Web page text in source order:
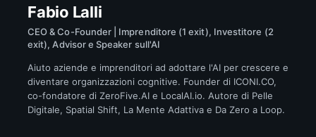
Fabio Lalli
CEO & Co-Founder | Imprenditore (1 exit), Investitore (2
exit), Advisor e Speaker sull'AI
Aiuto aziende e imprenditori ad adottare l'AI per crescere e
diventare organizzazioni cognitive. Founder di ICONI.CO,
co-fondatore di ZeroFive.AI e LocalAI.io. Autore di Pelle
Digitale, Spatial Shift, La Mente Adattiva e Da Zero a Loop.